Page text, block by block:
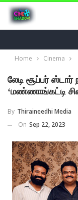
Home Cinema
லேடி சூப்பர் ஸ்டார்
‘மண்ணாங்கட்டி
By Thiraineedhi Media
On Sep 22, 2023